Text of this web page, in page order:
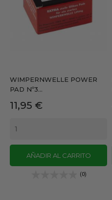
WIMPERNWELLE POWER
PAD Nº3...
Precio
11,95 €
AÑADIR AL CARRITO
(0)